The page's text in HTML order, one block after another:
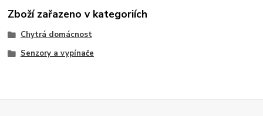
Zboží zařazeno v kategoriích
Chytrá domácnost
Senzory a vypínače